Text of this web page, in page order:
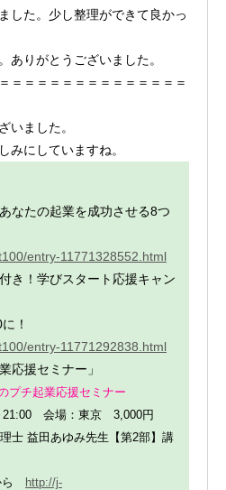
した。少し整理ができて良かっ
ありがとうございました。
＝＝＝＝＝＝＝＝＝＝＝＝＝＝
いました。
みにしていますね。
なたの起業を成功させる8つ
entry-11771328552.html
き！学びスタート応援キャン
！
entry-11771292838.html
応援セミナー」
プチ起業応援セミナー
21:00 会場：東京 3,000円
士 益田あゆみ先生【第2部】講
ら http://j-